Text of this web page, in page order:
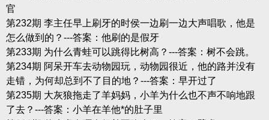
官
第232期 李主任早上刷牙的时侯一边刷一边大声唱歌，他是
怎么做到的？---答案：他刷的是假牙
第233期 为什么青蛙可以跳得比树高？---答案：树不会跳。
第234期 阿呆开车去动物园玩，动物园很近，他的路并没有
走错，为何却总到不了目的地？---答案：早开过了
第235期 大灰狼拖走了羊妈妈，小羊为什么也不声不响地跟
了去？---答案：小羊在羊他*的肚子里